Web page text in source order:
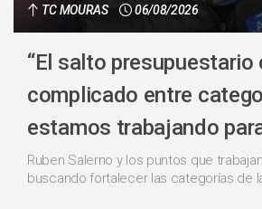
TC MOURAS 06/08/2026
“El salto presupuestario
complicado entre
estamos trabajando
Ruben Salerno y los puntos que
buscando fortalecer las categorías de